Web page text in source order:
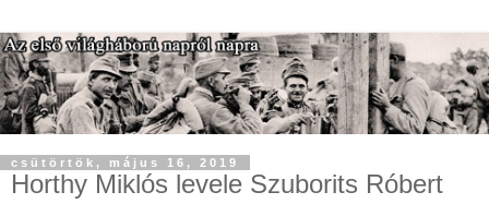
csütörtök, május 16, 2019
Horthy Miklós levele Szuborits Róbert